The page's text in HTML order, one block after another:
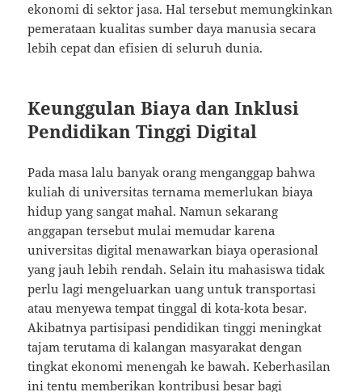
ekonomi di sektor jasa. Hal tersebut memungkinkan
pemerataan kualitas sumber daya manusia secara
lebih cepat dan efisien di seluruh dunia.
Keunggulan Biaya dan Inklusi
Pendidikan Tinggi Digital
Pada masa lalu banyak orang menganggap bahwa
kuliah di universitas ternama memerlukan biaya
hidup yang sangat mahal. Namun sekarang
anggapan tersebut mulai memudar karena
universitas digital menawarkan biaya operasional
yang jauh lebih rendah. Selain itu mahasiswa tidak
perlu lagi mengeluarkan uang untuk transportasi
atau menyewa tempat tinggal di kota-kota besar.
Akibatnya partisipasi pendidikan tinggi meningkat
tajam terutama di kalangan masyarakat dengan
tingkat ekonomi menengah ke bawah. Keberhasilan
ini tentu memberikan kontribusi besar bagi